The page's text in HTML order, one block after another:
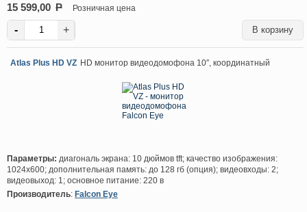
15 599,00 P Розничная цена
- +
Atlas Plus HD VZ HD монитор видеодомофона 10″, координатный
Параметры: диагональ экрана: 10 дюймов tft; качество изображения:
1024х600; дополнительная память: до 128 гб (опция); видеовходы: 2;
видеовыход: 1; основное питание: 220 в
Производитель: Falcon Eye